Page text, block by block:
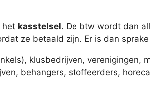
het kasstelsel. De btw wordt dan
ze betaald zijn. Er is dan
klusbedrijven, verenigingen,
behangers, stoffeerders,